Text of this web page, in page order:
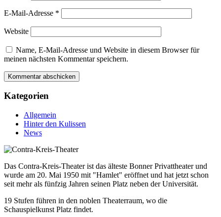
E-Mail-Adresse *
Website
Name, E-Mail-Adresse und Website in diesem Browser für
meinen nächsten Kommentar speichern.
Kategorien
Allgemein
Hinter den Kulissen
News
Das Contra-Kreis-Theater ist das älteste Bonner Privattheater und
wurde am 20. Mai 1950 mit "Hamlet" eröffnet und hat jetzt schon
seit mehr als fünfzig Jahren seinen Platz neben der Universität.
19 Stufen führen in den noblen Theaterraum, wo die
Schauspielkunst Platz findet.